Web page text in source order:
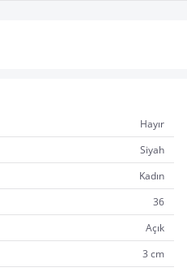
Hayır
Siyah
Kadın
36
Açık
3 cm